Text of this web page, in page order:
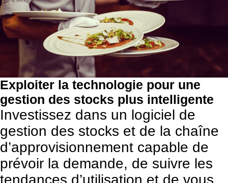
Exploiter la technologie pour une
gestion des stocks plus intelligente
Investissez dans un logiciel de
gestion des stocks et de la chaîne
d’approvisionnement capable de
prévoir la demande, de suivre les